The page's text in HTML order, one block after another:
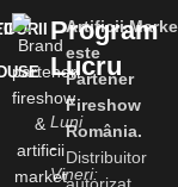
Program
Lucru
Luni
-
Vineri:
este
Partener
Fireshow
România.
Distribuitor